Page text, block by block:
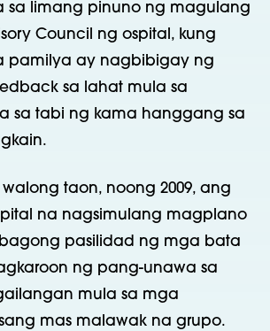
sa limang pinuno ng magulang
Council ng ospital, kung
pamilya ay nagbibigay ng
sa lahat mula sa
sa tabi ng kama hanggang sa
taon, noong 2009, ang
na nagsimulang magplano
pasilidad ng mga bata
ng pang-unawa sa
mula sa mga
mas malawak na grupo.